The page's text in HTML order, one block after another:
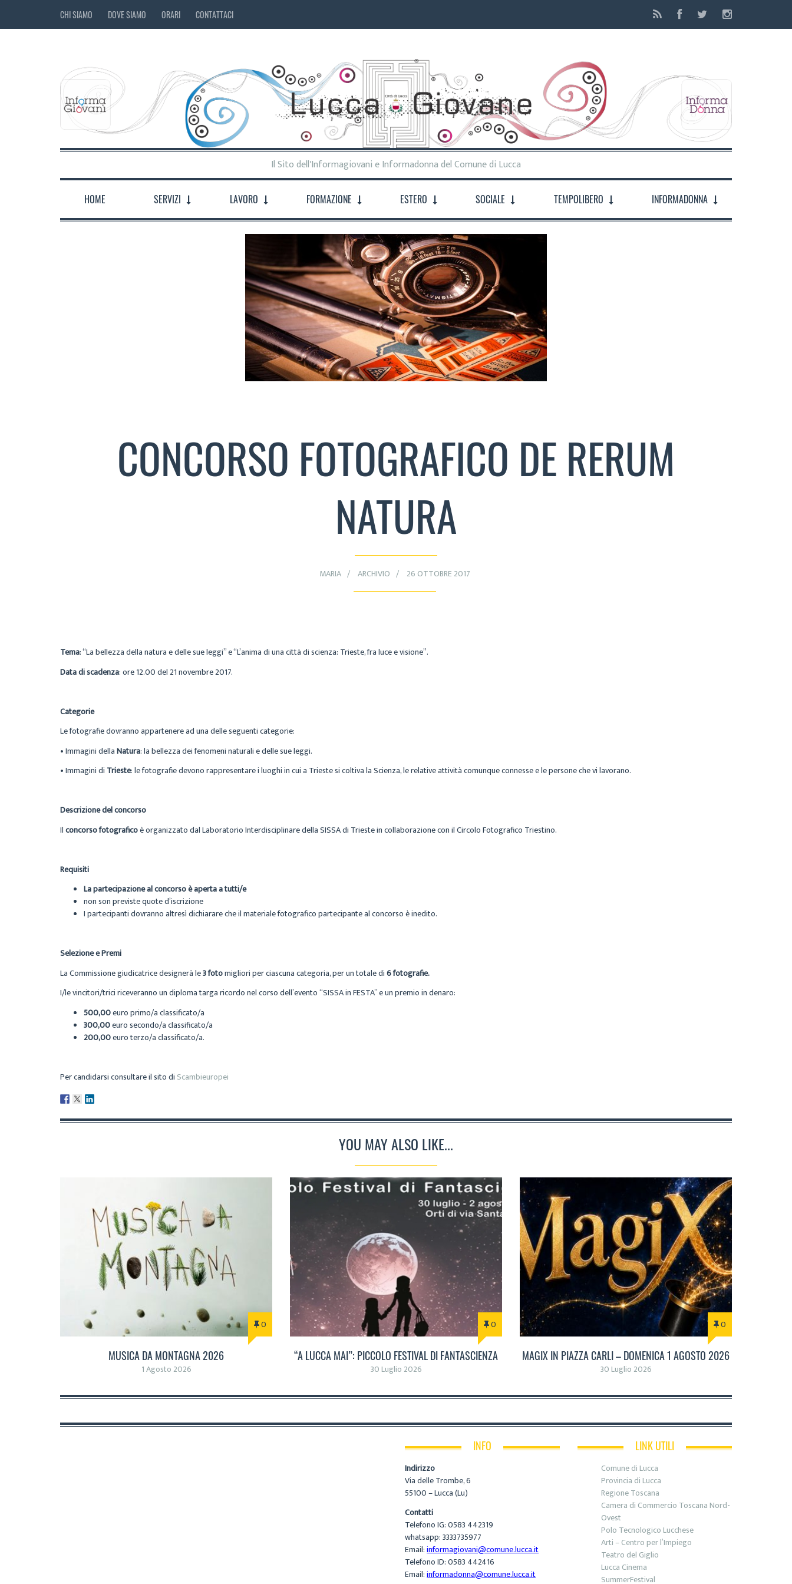
CHI SIAMO DOVE SIAMO ORARI CONTATTACI
Il Sito dell'Informagiovani e Informadonna del Comune di Lucca
HOME SERVIZI LAVORO FORMAZIONE ESTERO SOCIALE TEMPOLIBERO INFORMADONNA
CONCORSO FOTOGRAFICO DE RERUM
NATURA
MARIA ARCHIVIO 26 OTTOBRE 2017
Tema: “La bellezza della natura e delle sue leggi” e “L’anima di una città di scienza: Trieste, fra luce e visione”.
Data di scadenza: ore 12.00 del 21 novembre 2017.
Categorie
Le fotografie dovranno appartenere ad una delle seguenti categorie:
• Immagini dellaNatura: la bellezza dei fenomeni naturali e delle sue leggi.
• Immagini di Trieste: le fotografie devono rappresentare i luoghi in cui a Trieste si coltiva la Scienza, le relative attività comunque connesse e le persone che vi lavorano.
Descrizione del concorso
Ilconcorso fotograficoè organizzato dal Laboratorio Interdisciplinare della SISSA di Trieste in collaborazione con il Circolo Fotografico Triestino.
Requisiti
La partecipazione al concorso è aperta a tutti/e
non son previste quote d’iscrizione
I partecipanti dovranno altresì dichiarare che il materiale fotografico partecipante al concorso è inedito.
Selezione e Premi
La Commissione giudicatrice designerà le3 fotomigliori per ciascuna categoria, per un totale di6fotografie.
I/le vincitori/trici riceveranno un diploma targa ricordo nel corso dell’evento “SISSA in FESTA” e un premio in denaro:
500,00euro primo/a classificato/a
300,00euro secondo/a classificato/a
200,00euro terzo/a classificato/a.
Per candidarsi consultare il sito di Scambieuropei
YOU MAY ALSO LIKE...
0
MUSICA DA MONTAGNA 2026
1 Agosto 2026
0
“A LUCCA MAI”: PICCOLO FESTIVAL DI FANTASCIENZA
30 Luglio 2026
0
MAGIX IN PIAZZA CARLI – DOMENICA 1 AGOSTO 2026
30 Luglio 2026
INFO
Indirizzo
Via delle Trombe, 6
55100 – Lucca (Lu)
Contatti
Telefono IG: 0583 442319
whatsapp: 3333735977
Email:informagiovani@comune.lucca.it
Telefono ID: 0583 442416
Email:informadonna@comune.lucca.it
LINK UTILI
Comune di Lucca
Provincia di Lucca
Regione Toscana
Camera di Commercio Toscana Nord-
Ovest
Polo Tecnologico Lucchese
Arti – Centro per l’Impiego
Teatro del Giglio
Lucca Cinema
SummerFestival